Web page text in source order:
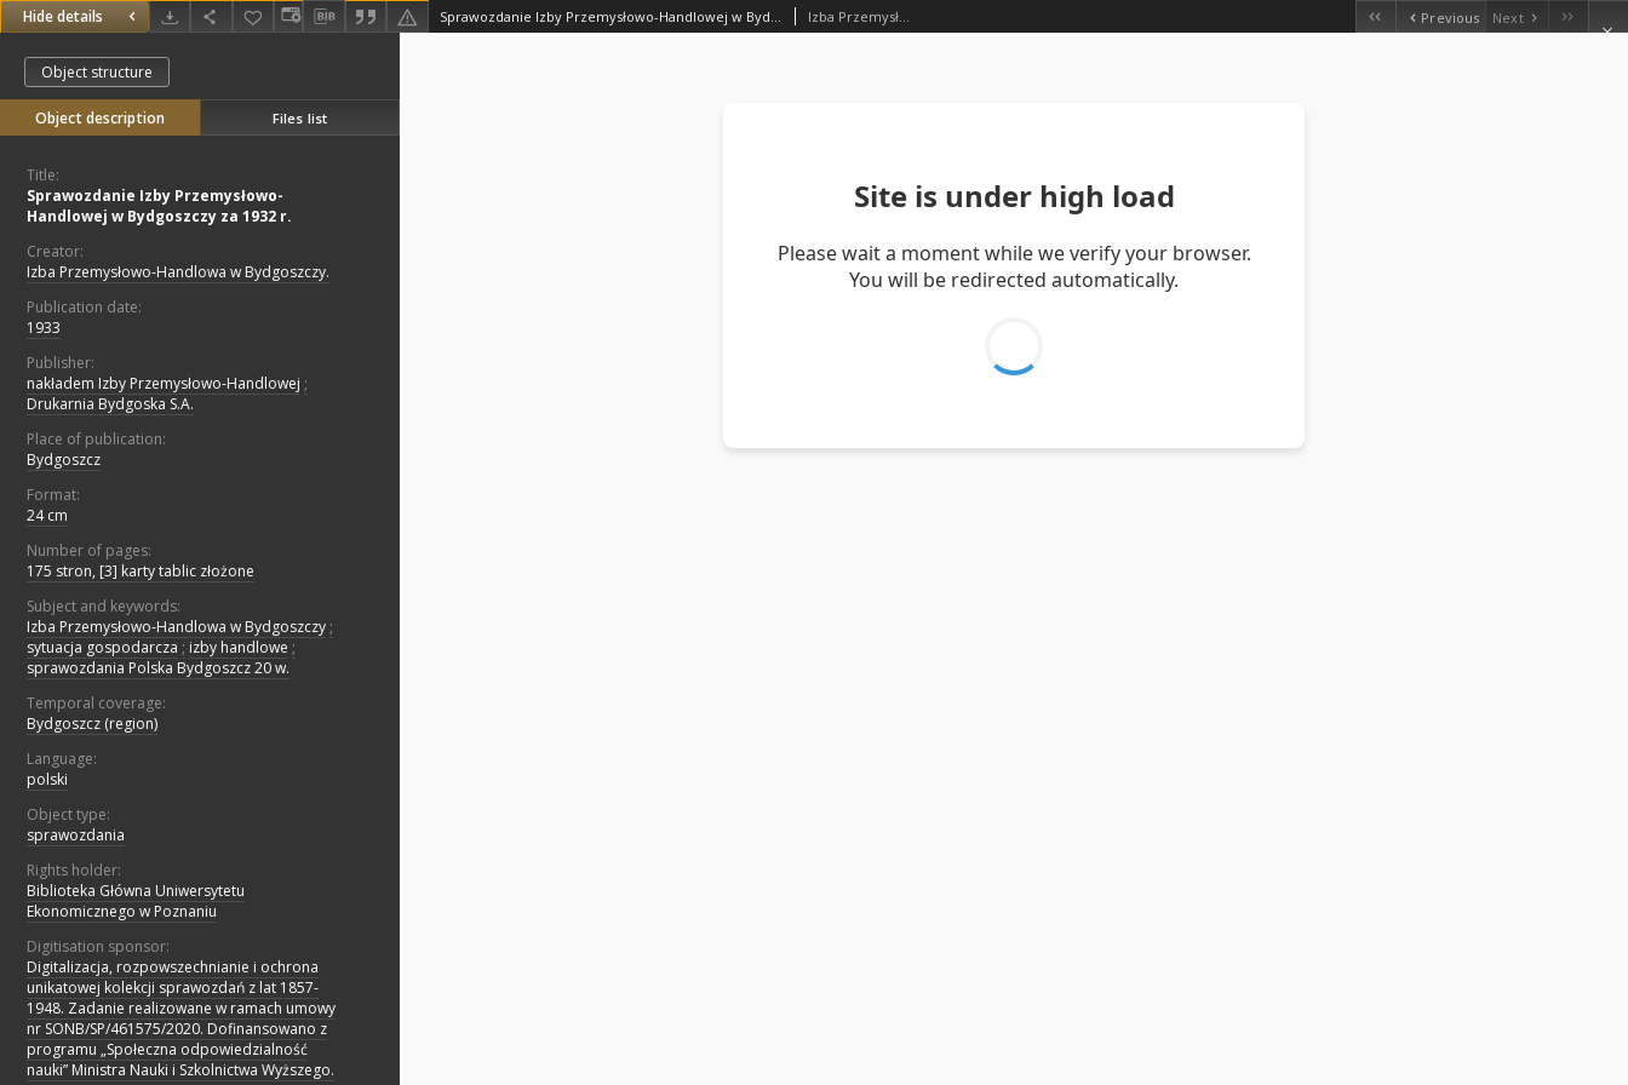
Hide details Sprawozdanie Izby Przemysłowo-Handlowej w Bydgoszczy za 1932 r. Izba Przemysłowo-Handlowa w Bydgoszczy. Previous Next
Object structure
Object description Files list
Title:
Sprawozdanie Izby Przemysłowo-
Handlowej w Bydgoszczy za 1932 r.
Creator:
Izba Przemysłowo-Handlowa w Bydgoszczy.
Publication date:
1933
Publisher:
nakładem Izby Przemysłowo-Handlowej ;
Drukarnia Bydgoska S.A.
Place of publication:
Bydgoszcz
Format:
24 cm
Number of pages:
175 stron, [3] karty tablic złożone
Subject and keywords:
Izba Przemysłowo-Handlowa w Bydgoszczy ;
sytuacja gospodarcza ; izby handlowe ;
sprawozdania Polska Bydgoszcz 20 w.
Temporal coverage:
Bydgoszcz (region)
Language:
polski
Object type:
sprawozdania
Rights holder:
Biblioteka Główna Uniwersytetu
Ekonomicznego w Poznaniu
Digitisation sponsor:
Digitalizacja, rozpowszechnianie i ochrona
unikatowej kolekcji sprawozdań z lat 1857-
1948. Zadanie realizowane w ramach umowy
nr SONB/SP/461575/2020. Dofinansowano z
programu „Społeczna odpowiedzialność
nauki” Ministra Nauki i Szkolnictwa Wyższego.